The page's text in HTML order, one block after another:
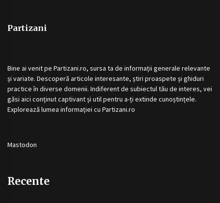
Partizani
Bine ai venit pe Partizani.ro, sursa ta de informații generale relevante
și variate. Descoperă articole interesante, știri proaspete și ghiduri
practice în diverse domenii. Indiferent de subiectul tău de interes, vei
găsi aici conținut captivant și util pentru a-ți extinde cunoștințele.
Explorează lumea informației cu Partizani.ro
Mastodon
Recente